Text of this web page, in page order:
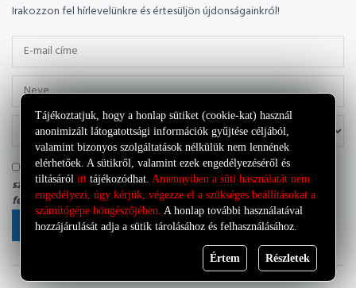
Irakozzon fel hírlevelünkre és értesüljön újdonságainkról!
Tudomásul veszem, hogy az adatkezelő a most megadott
személyes adataimat a sajátAdatkezelési tájékoztatójának
feltételei szerint kezelheti.
FELIRATKOZÁS
Tájékoztatjuk, hogy a honlap sütiket (cookie-kat) használ
anonimizált látogatottsági információk gyűjtése céljából,
valamint bizonyos szolgáltatások nélkülük nem lennének
elérhetőek. A sütikről, valamint ezek engedélyezéséről és
tiltásáról itt tájékozódhat. Amennyiben a süti használatát nem
engedélyezi, úgy kérjük, végezze el a szükséges beállításokat a
számítógépe böngészőjében. A honlap további használatával
hozzájárulását adja a sütik tárolásához és felhasználásához.
Értem Részletek